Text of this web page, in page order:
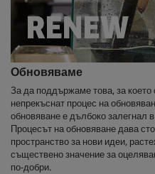
Обновяваме
За да поддържаме това, за
непрекъснат процес на
обновяване е дълбоко залегнал
Процесът на обновяване дава
пространство за нови идеи,
съществено значение за
по-добри.